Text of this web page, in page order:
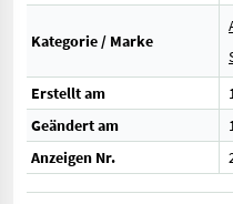
Kategorie / Marke
Erstellt am
Geändert am
Anzeigen Nr.